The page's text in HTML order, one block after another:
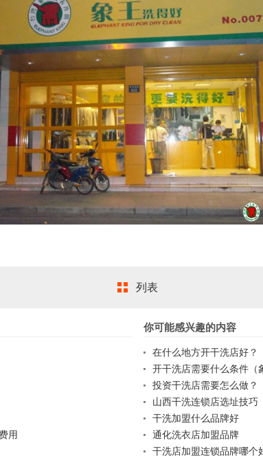
列表
用
你可能感兴趣的内容
在什么地方开干洗店好？
开干洗店需要什么条件（
投资干洗店需要怎么做？
山西干洗连锁店选址技巧
干洗加盟什么品牌好
通化洗衣店加盟品牌
干洗店加盟连锁品牌哪个